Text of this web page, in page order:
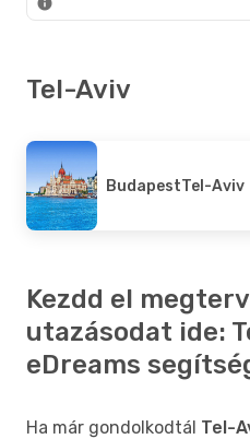
Tel-Aviv
BudapestTel-Aviv
Kezdd el
utazásodat ide:
eDreams
Ha már gondolkodtál Tel-